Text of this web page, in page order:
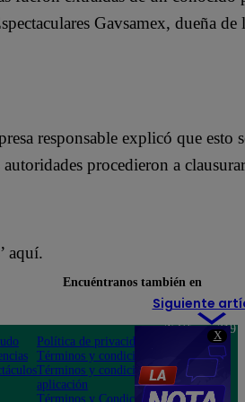
X
Gavsamex, dueña
responsable explicó que
procedieron a
aquí.
Siguiente
Encuéntranos también en
Política de privacidad
Términos y condiciones
Términos y condiciones
aplicación
Términos y Condiciones
Teléfono: 219
Av. San
Felipe 968
Jesús María